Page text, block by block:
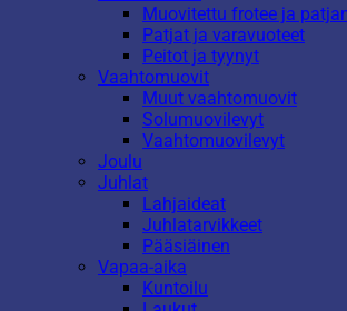
Muovitettu frotee ja
Patjat ja varavuoteet
Peitot ja tyynyt
Vaahtomuovit
Muut vaahtomuovit
Solumuovilevyt
Vaahtomuovilevyt
Joulu
Juhlat
Lahjaideat
Juhlatarvikkeet
Pääsiäinen
Vapaa-aika
Kuntoilu